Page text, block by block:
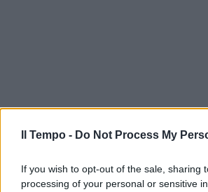
Il Tempo - Do Not Process My
If you wish to opt-out of the sale, sharing
processing of your personal or sensitive